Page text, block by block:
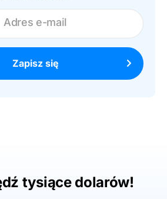
Adres e-mail
Zapisz się
tysiące dolarów!